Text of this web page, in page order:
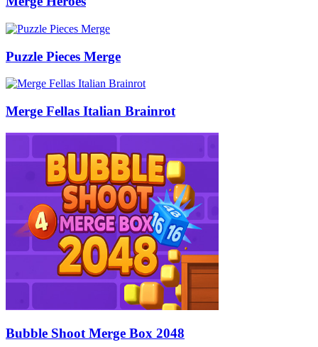
Puzzle Pieces Merge
Merge Fellas Italian Brainrot
Bubble Shoot Merge Box 2048